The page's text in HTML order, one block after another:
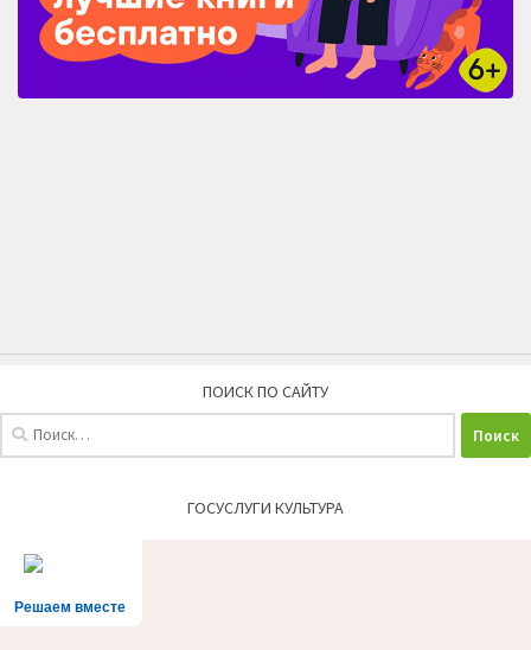
ПОИСК ПО САЙТУ
ГОСУСЛУГИ КУЛЬТУРА
Решаем вместе